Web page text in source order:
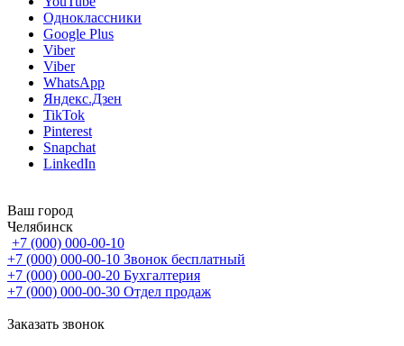
Одноклассники
Google Plus
Viber
Viber
WhatsApp
Яндекс.Дзен
TikTok
Pinterest
Snapchat
LinkedIn
Ваш город
Челябинск
+7 (000) 000-00-10
+7 (000) 000-00-10 Звонок бесплатный
+7 (000) 000-00-20 Бухгалтерия
+7 (000) 000-00-30 Отдел продаж
Заказать звонок